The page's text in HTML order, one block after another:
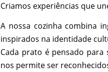
Criamos experiências que
A nossa cozinha combina
inspirados na identidade
Cada prato é pensado
nos permite ser